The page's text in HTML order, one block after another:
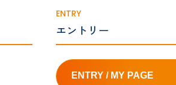
ENTRY
エントリー
ENTRY / MY PAGE